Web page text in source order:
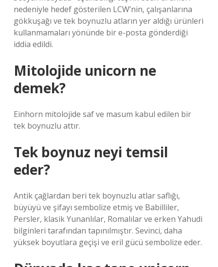
nedeniyle hedef gösterilen LCW’nin, çalışanlarına
gökkuşağı ve tek boynuzlu atların yer aldığı ürünleri
kullanmamaları yönünde bir e-posta gönderdiği
iddia edildi.
Mitolojide unicorn ne
demek?
Einhorn mitolojide saf ve masum kabul edilen bir
tek boynuzlu attır.
Tek boynuz neyi temsil
eder?
Antik çağlardan beri tek boynuzlu atlar saflığı,
büyüyü ve şifayı sembolize etmiş ve Babilliler,
Persler, klasik Yunanlılar, Romalılar ve erken Yahudi
bilginleri tarafından tapınılmıştır. Sevinci, daha
yüksek boyutlara geçişi ve eril gücü sembolize eder.